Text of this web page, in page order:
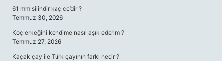
61 mm silindir kaç cc’dir ?
Temmuz 30, 2026
Koç erkeğini kendime nasıl aşık ederim ?
Temmuz 27, 2026
Kaçak çay ile Türk çayının farkı nedir ?